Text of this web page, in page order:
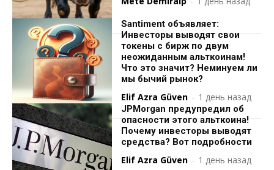
Santiment объявляет:
Инвесторы выводят свои
токены с бирж по двум
неожиданным альткоинам!
Что это значит? Неминуем ли
мы бычий рынок?
Elif Azra Güven - 1 день назад
JPMorgan предупредил об
опасности этого альткоина!
Почему инвесторы выводят
средства? Вот подробности
Elif Azra Güven - 1 день назад